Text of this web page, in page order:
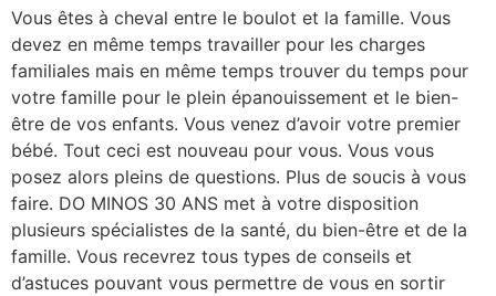
Vous êtes à cheval entre le boulot et la famille. Vous
devez en même temps travailler pour les charges
familiales mais en même temps trouver du temps pour
votre famille pour le plein épanouissement et le bien-
être de vos enfants. Vous venez d’avoir votre premier
bébé. Tout ceci est nouveau pour vous. Vous vous
posez alors pleins de questions. Plus de soucis à vous
faire. DO MINOS 30 ANS met à votre disposition
plusieurs spécialistes de la santé, du bien-être et de la
famille. Vous recevrez tous types de conseils et
d’astuces pouvant vous permettre de vous en sortir